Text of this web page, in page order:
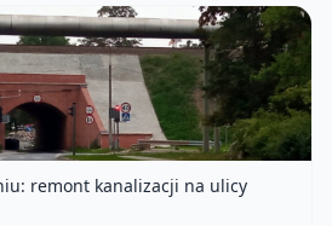
remont kanalizacji na ulicy